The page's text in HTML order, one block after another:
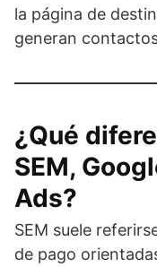
la página de
generan
¿Qué
SEM,
Ads?
SEM suele
de pago